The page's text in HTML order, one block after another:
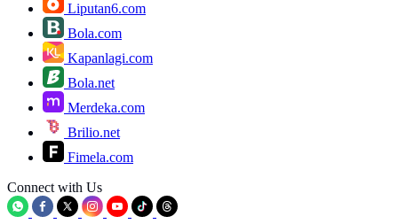
Liputan6.com
Bola.com
Kapanlagi.com
Bola.net
Merdeka.com
Brilio.net
Fimela.com
Connect with Us